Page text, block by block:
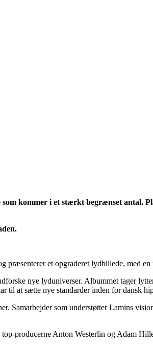
kommer i et stærkt begrænset antal.
præsenterer et opgraderet lydbillede, med
nye lyduniverser. Albummet tager
til at sætte nye standarder inden for dansk
Samarbejder som understøtter Lamins
producerne Anton Westerlin og Adam